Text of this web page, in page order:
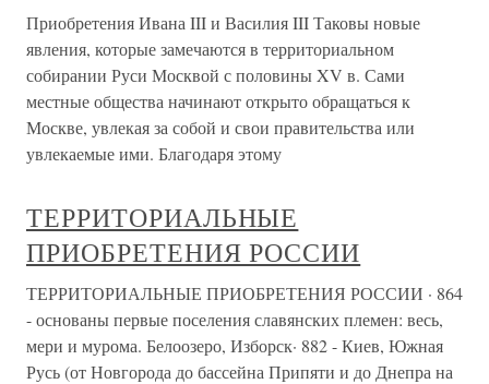
Приобретения Ивана III и Василия III Таковы новые
явления, которые замечаются в территориальном
собирании Руси Москвой с половины XV в. Сами
местные общества начинают открыто обращаться к
Москве, увлекая за собой и свои правительства или
увлекаемые ими. Благодаря этому
ТЕРРИТОРИАЛЬНЫЕ
ПРИОБРЕТЕНИЯ РОССИИ
ТЕРРИТОРИАЛЬНЫЕ ПРИОБРЕТЕНИЯ РОССИИ · 864
- основаны первые поселения славянских племен: весь,
мери и мурома. Белоозеро, Изборск· 882 - Киев, Южная
Русь (от Новгорода до бассейна Припяти и до Днепра на